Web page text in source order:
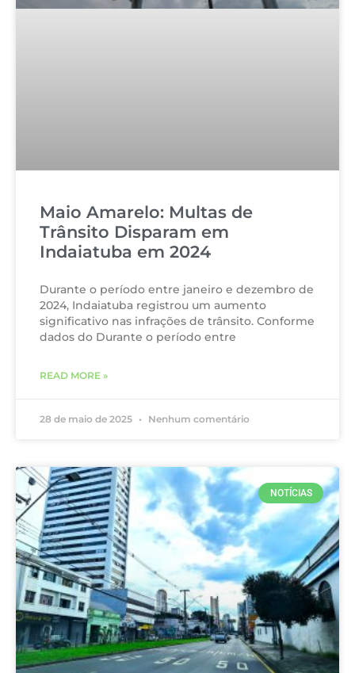
Maio Amarelo: Multas de
Trânsito Disparam em
Indaiatuba em 2024
Durante o período entre janeiro e dezembro de
2024, Indaiatuba registrou um aumento
significativo nas infrações de trânsito. Conforme
dados do Durante o período entre
READ MORE »
28 de maio de 2025 Nenhum comentário
NOTÍCIAS